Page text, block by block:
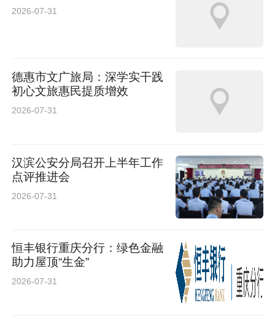
引进全飞秒技术的医院，此次将设备从VisuMax
pro”技术。该技术具有微创、无瓣、恢复快等特
点，尤其适用于报考军校、警校等对视力有明确
开通绿色通道，覆盖考前考中考后
针对2026年高考学生，医院设立“明眸护航绿色
通道”：考前免费提供备考用眼指南及眼健康评
估；考中在主要考点设立“爱心驿站”，提供应急
支持；考后凭准考证享受副高及以上专家团队亲
诊亲术，从术前评估到手术操作全程严格把关，
2026-07-31
德惠市文广旅局：深学实干践
初心文旅惠民提质增效
2026-07-31
汉滨公安分局召开上半年工作
点评推进会
2026-07-31
恒丰银行重庆分行：绿色金融
助力屋顶“生金”
2026-07-31